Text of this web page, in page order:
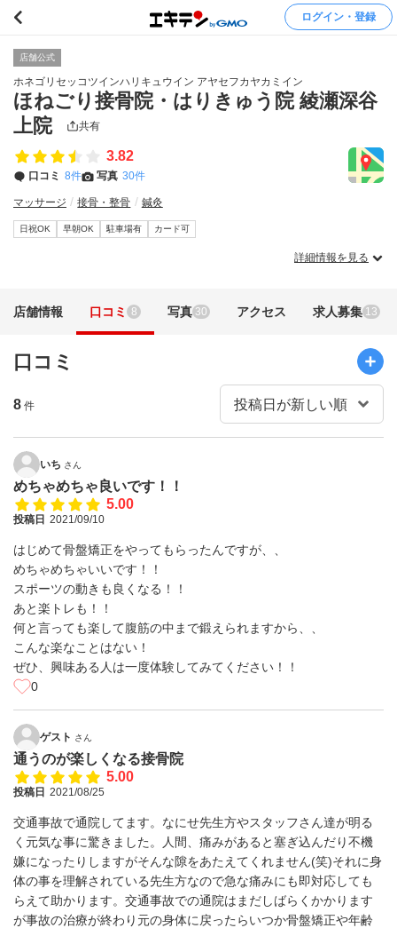
ログイン・登録
店舗公式
ホネゴリセッコツインハリキュウイン アヤセフカヤカミイン
ほねごり接骨院・はりきゅう院 綾瀬深谷
上院
共有
3.82
口コミ 8件 写真 30件
マッサージ 接骨・整骨 鍼灸
日祝OK 早朝OK 駐車場有 カード可
詳細情報を見る
店舗情報 口コミ 8 写真 30 アクセス 求人募集 13
口コミ
8 件
いち さん
めちゃめちゃ良いです！！
5.00
投稿日 2021/09/10
はじめて骨盤矯正をやってもらったんですが、、
めちゃめちゃいいです！！
スポーツの動きも良くなる！！
あと楽トレも！！
何と言っても楽して腹筋の中まで鍛えられますから、、
こんな楽なことはない！
ぜひ、興味ある人は一度体験してみてください！！
0
ゲスト さん
通うのが楽しくなる接骨院
5.00
投稿日 2021/08/25
交通事故で通院してます。なにせ先生方やスタッフさん達が明る
く元気な事に驚きました。人間、痛みがあると塞ぎ込んだり不機
嫌になったりしますがそんな隙をあたえてくれません(笑)それに身
体の事を理解されている先生方なので急な痛みにも即対応しても
らえて助かります。交通事故での通院はまだしばらくかかります
が事故の治療が終わり元の身体に戻ったらいつか骨盤矯正や年齢